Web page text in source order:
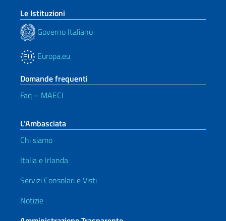
Le Istituzioni
Governo Italiano
Europa.eu
Domande frequenti
Faq – MAECI
L’Ambasciata
Chi siamo
Italia e Irlanda
Servizi Consolari e Visti
Notizie